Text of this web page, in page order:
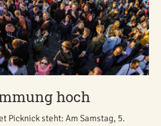
hoch
Picknick steht: Am Samstag, 5.